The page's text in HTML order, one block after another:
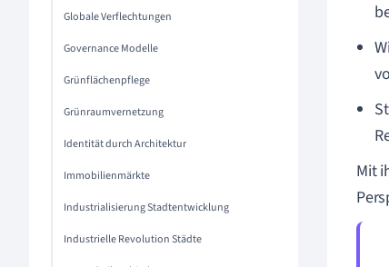
Globale Verflechtungen
Governance Modelle
Grünflächenpflege
Grünraumvernetzung
Identität durch Architektur
Immobilienmärkte
Industrialisierung Stadtentwicklung
Industrielle Revolution Städte
Mit